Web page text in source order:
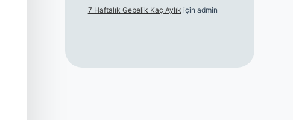
7 Haftalık Gebelik Kaç Aylık için admin